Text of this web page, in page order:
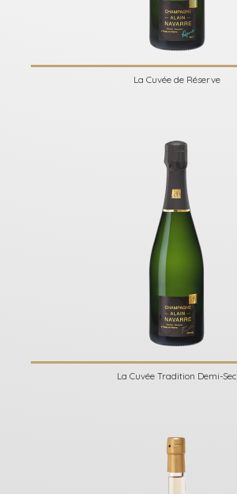
La Cuvée de Réserve
La Cuvée Tradition Demi-Sec